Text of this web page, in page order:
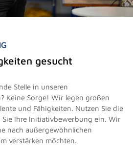
gesucht
Stelle in unseren
Keine Sorge! Wir legen großen
und Fähigkeiten. Nutzen Sie die
Sie Ihre Initiativbewerbung ein. Wir
nach außergewöhnlichen
verstärken möchten.